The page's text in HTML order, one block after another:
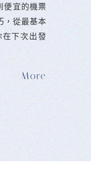
便宜的機票
，從最基本
下次出發